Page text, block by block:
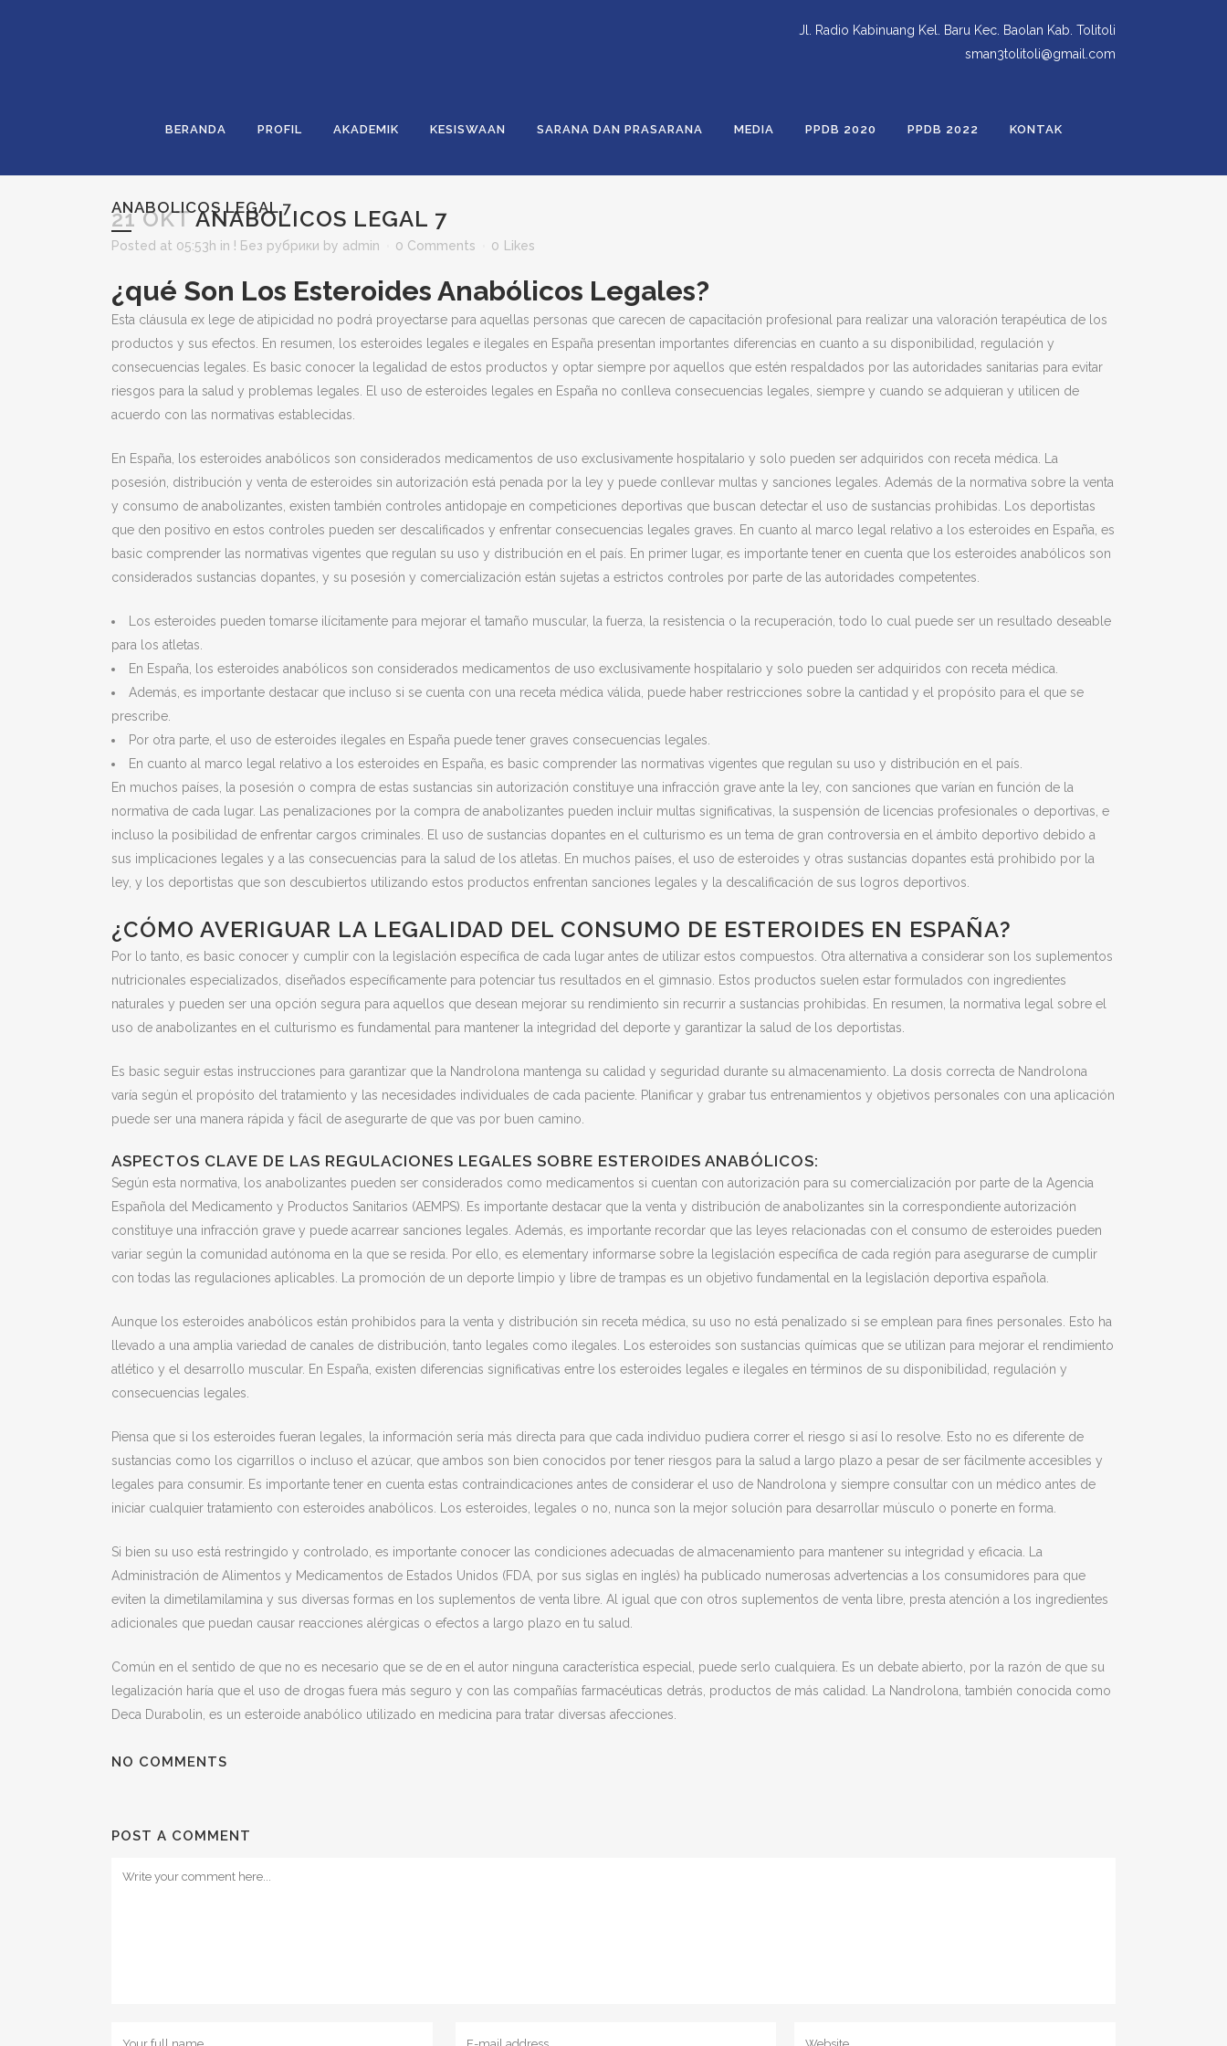
Jl. Radio Kabinuang Kel. Baru Kec. Baolan Kab. Tolitoli
sman3tolitoli@gmail.com
BERANDA PROFIL AKADEMIK KESISWAAN SARANA DAN PRASARANA MEDIA PPDB 2020 PPDB 2022 KONTAK
ANABOLICOS LEGAL 7
21 OKTANABOLICOS LEGAL 7
Posted at 05:53h in ! Без рубрики by admin 0 Comments 0 Likes
¿qué Son Los Esteroides Anabólicos Legales?
Esta cláusula ex lege de atipicidad no podrá proyectarse para aquellas personas que carecen de capacitación profesional para realizar una valoración terapéutica de los
productos y sus efectos. En resumen, los esteroides legales e ilegales en España presentan importantes diferencias en cuanto a su disponibilidad, regulación y
consecuencias legales. Es basic conocer la legalidad de estos productos y optar siempre por aquellos que estén respaldados por las autoridades sanitarias para evitar
riesgos para la salud y problemas legales. El uso de esteroides legales en España no conlleva consecuencias legales, siempre y cuando se adquieran y utilicen de
acuerdo con las normativas establecidas.
En España, los esteroides anabólicos son considerados medicamentos de uso exclusivamente hospitalario y solo pueden ser adquiridos con receta médica. La
posesión, distribución y venta de esteroides sin autorización está penada por la ley y puede conllevar multas y sanciones legales. Además de la normativa sobre la venta
y consumo de anabolizantes, existen también controles antidopaje en competiciones deportivas que buscan detectar el uso de sustancias prohibidas. Los deportistas
que den positivo en estos controles pueden ser descalificados y enfrentar consecuencias legales graves. En cuanto al marco legal relativo a los esteroides en España, es
basic comprender las normativas vigentes que regulan su uso y distribución en el país. En primer lugar, es importante tener en cuenta que los esteroides anabólicos son
considerados sustancias dopantes, y su posesión y comercialización están sujetas a estrictos controles por parte de las autoridades competentes.
Los esteroides pueden tomarse ilícitamente para mejorar el tamaño muscular, la fuerza, la resistencia o la recuperación, todo lo cual puede ser un resultado deseable
para los atletas.
En España, los esteroides anabólicos son considerados medicamentos de uso exclusivamente hospitalario y solo pueden ser adquiridos con receta médica.
Además, es importante destacar que incluso si se cuenta con una receta médica válida, puede haber restricciones sobre la cantidad y el propósito para el que se
prescribe.
Por otra parte, el uso de esteroides ilegales en España puede tener graves consecuencias legales.
En cuanto al marco legal relativo a los esteroides en España, es basic comprender las normativas vigentes que regulan su uso y distribución en el país.
En muchos países, la posesión o compra de estas sustancias sin autorización constituye una infracción grave ante la ley, con sanciones que varían en función de la
normativa de cada lugar. Las penalizaciones por la compra de anabolizantes pueden incluir multas significativas, la suspensión de licencias profesionales o deportivas, e
incluso la posibilidad de enfrentar cargos criminales. El uso de sustancias dopantes en el culturismo es un tema de gran controversia en el ámbito deportivo debido a
sus implicaciones legales y a las consecuencias para la salud de los atletas. En muchos países, el uso de esteroides y otras sustancias dopantes está prohibido por la
ley, y los deportistas que son descubiertos utilizando estos productos enfrentan sanciones legales y la descalificación de sus logros deportivos.
¿CÓMO AVERIGUAR LA LEGALIDAD DEL CONSUMO DE ESTEROIDES EN ESPAÑA?
Por lo tanto, es basic conocer y cumplir con la legislación específica de cada lugar antes de utilizar estos compuestos. Otra alternativa a considerar son los suplementos
nutricionales especializados, diseñados específicamente para potenciar tus resultados en el gimnasio. Estos productos suelen estar formulados con ingredientes
naturales y pueden ser una opción segura para aquellos que desean mejorar su rendimiento sin recurrir a sustancias prohibidas. En resumen, la normativa legal sobre el
uso de anabolizantes en el culturismo es fundamental para mantener la integridad del deporte y garantizar la salud de los deportistas.
Es basic seguir estas instrucciones para garantizar que la Nandrolona mantenga su calidad y seguridad durante su almacenamiento. La dosis correcta de Nandrolona
varía según el propósito del tratamiento y las necesidades individuales de cada paciente. Planificar y grabar tus entrenamientos y objetivos personales con una aplicación
puede ser una manera rápida y fácil de asegurarte de que vas por buen camino.
ASPECTOS CLAVE DE LAS REGULACIONES LEGALES SOBRE ESTEROIDES ANABÓLICOS:
Según esta normativa, los anabolizantes pueden ser considerados como medicamentos si cuentan con autorización para su comercialización por parte de la Agencia
Española del Medicamento y Productos Sanitarios (AEMPS). Es importante destacar que la venta y distribución de anabolizantes sin la correspondiente autorización
constituye una infracción grave y puede acarrear sanciones legales. Además, es importante recordar que las leyes relacionadas con el consumo de esteroides pueden
variar según la comunidad autónoma en la que se resida. Por ello, es elementary informarse sobre la legislación específica de cada región para asegurarse de cumplir
con todas las regulaciones aplicables. La promoción de un deporte limpio y libre de trampas es un objetivo fundamental en la legislación deportiva española.
Aunque los esteroides anabólicos están prohibidos para la venta y distribución sin receta médica, su uso no está penalizado si se emplean para fines personales. Esto ha
llevado a una amplia variedad de canales de distribución, tanto legales como ilegales. Los esteroides son sustancias químicas que se utilizan para mejorar el rendimiento
atlético y el desarrollo muscular. En España, existen diferencias significativas entre los esteroides legales e ilegales en términos de su disponibilidad, regulación y
consecuencias legales.
Piensa que si los esteroides fueran legales, la información sería más directa para que cada individuo pudiera correr el riesgo si así lo resolve. Esto no es diferente de
sustancias como los cigarrillos o incluso el azúcar, que ambos son bien conocidos por tener riesgos para la salud a largo plazo a pesar de ser fácilmente accesibles y
legales para consumir. Es importante tener en cuenta estas contraindicaciones antes de considerar el uso de Nandrolona y siempre consultar con un médico antes de
iniciar cualquier tratamiento con esteroides anabólicos. Los esteroides, legales o no, nunca son la mejor solución para desarrollar músculo o ponerte en forma.
Si bien su uso está restringido y controlado, es importante conocer las condiciones adecuadas de almacenamiento para mantener su integridad y eficacia. La
Administración de Alimentos y Medicamentos de Estados Unidos (FDA, por sus siglas en inglés) ha publicado numerosas advertencias a los consumidores para que
eviten la dimetilamilamina y sus diversas formas en los suplementos de venta libre. Al igual que con otros suplementos de venta libre, presta atención a los ingredientes
adicionales que puedan causar reacciones alérgicas o efectos a largo plazo en tu salud.
Común en el sentido de que no es necesario que se de en el autor ninguna característica especial, puede serlo cualquiera. Es un debate abierto, por la razón de que su
legalización haría que el uso de drogas fuera más seguro y con las compañías farmacéuticas detrás, productos de más calidad. La Nandrolona, también conocida como
Deca Durabolin, es un esteroide anabólico utilizado en medicina para tratar diversas afecciones.
NO COMMENTS
POST A COMMENT